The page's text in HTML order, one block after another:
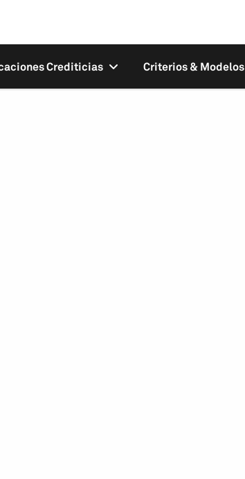
Crediticias Criterios & Modelos